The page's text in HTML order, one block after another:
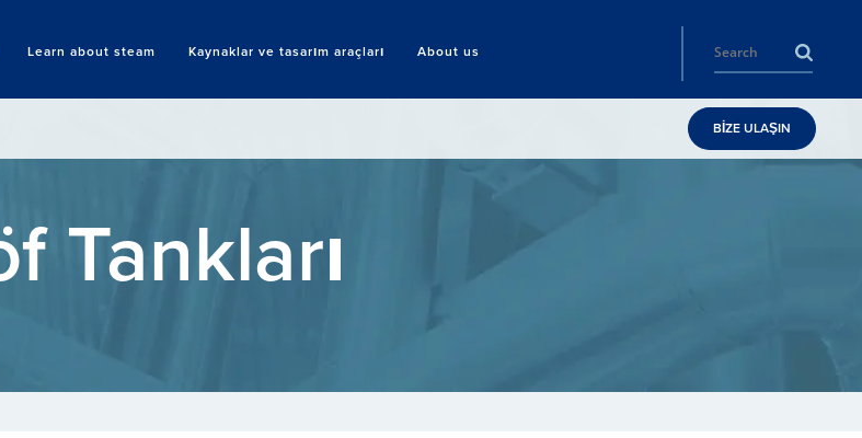
Learn about steam Kaynaklar ve tasarım araçları About us
Search
BİZE ULAŞIN
Tankları